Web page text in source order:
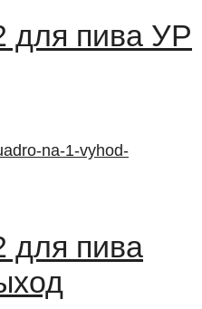
для пива УР
для пива